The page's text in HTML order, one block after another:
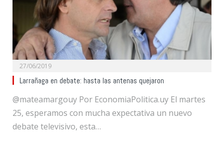
27/06/2019
Larrañaga en debate: hasta las antenas quejaron
@mateamargouy Por EconomiaPolitica.uy El martes
25, esperamos con mucha expectativa un nuevo
debate televisivo, esta…